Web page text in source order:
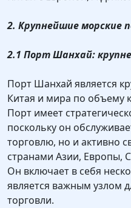
2. Крупнейшие морские
2.1 Порт Шанхай:
Порт Шанхай является
Китая и мира по объему
Порт имеет
поскольку он
торговлю, но и активно
странами Азии, Европы,
Он включает в себя
является важным узлом
торговли.